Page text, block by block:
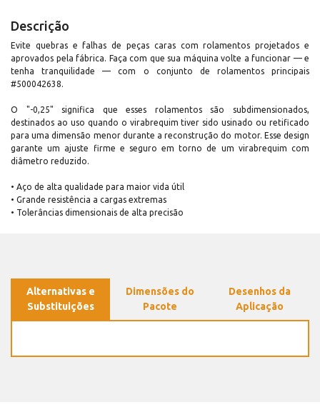
Descrição
Evite quebras e falhas de peças caras com rolamentos projetados e
aprovados pela fábrica. Faça com que sua máquina volte a funcionar — e
tenha tranquilidade — com o conjunto de rolamentos principais
#500042638.
O "-0,25" significa que esses rolamentos são subdimensionados,
destinados ao uso quando o virabrequim tiver sido usinado ou retificado
para uma dimensão menor durante a reconstrução do motor. Esse design
garante um ajuste firme e seguro em torno de um virabrequim com
diâmetro reduzido.
• Aço de alta qualidade para maior vida útil
• Grande resistência a cargas extremas
• Tolerâncias dimensionais de alta precisão
Alternativas e
Substituições
Dimensões do
Pacote
Desenhos da
Aplicação